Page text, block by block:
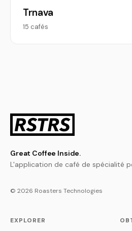
Trnava
15 cafés
Great Coffee Inside.
L'application de café de spécialité
© 2026 Roasters Technologies
EXPLORER